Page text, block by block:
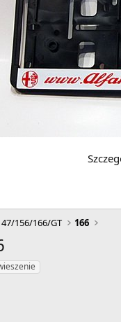
156/166/GT 166